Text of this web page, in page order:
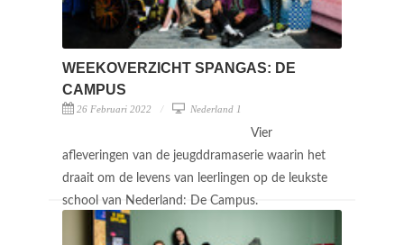
WEEKOVERZICHT SPANGAS: DE
CAMPUS
26 Februari 2022 Nederland 1
Vier
afleveringen van de jeugddramaserie waarin het
draait om de levens van leerlingen op de leukste
school van Nederland: De Campus.